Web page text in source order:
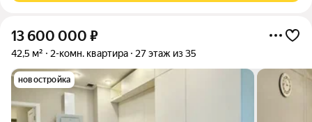
13 600 000 ₽
42,5 м² 2-комн. квартира 27 этаж из 35
новостройка